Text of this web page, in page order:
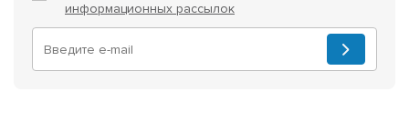
информационных рассылок